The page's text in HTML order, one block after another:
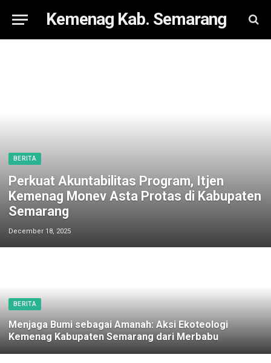
Kemenag Kab. Semarang
BERITA
Perkuat Akuntabilitas Program, Itjen
Kemenag Monev Asta Protas di Kabupaten
Semarang
December 18, 2025
BERITA
Menjaga Bumi sebagai Amanah: Aksi Ekoteologi
Kemenag Kabupaten Semarang dari Merbabu